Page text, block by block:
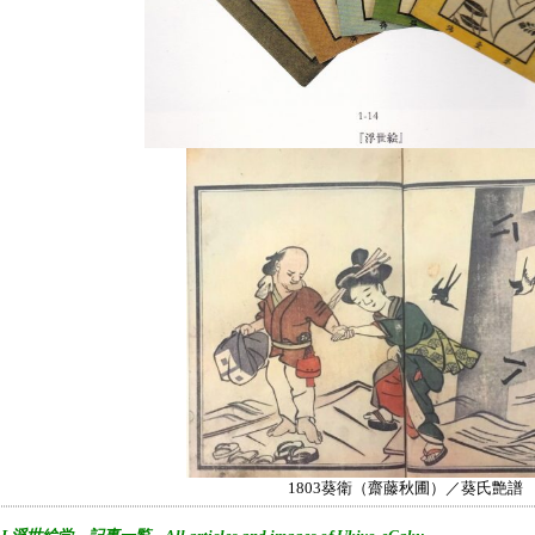
1803葵衛（齋藤秋圃）／葵氏艶譜